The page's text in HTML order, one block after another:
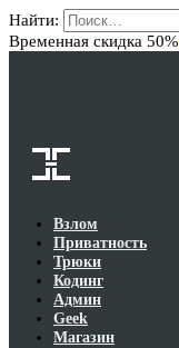
Найти:
Временная скидка 50%
Взлом
Приватность
Трюки
Кодинг
Админ
Geek
Магазин